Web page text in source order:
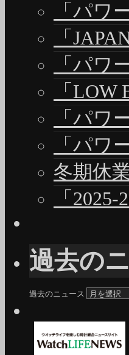
「パワ
「
「パワ
「LOW
「パワ
「パワ
冬期休
「
過去の
過去のニュース